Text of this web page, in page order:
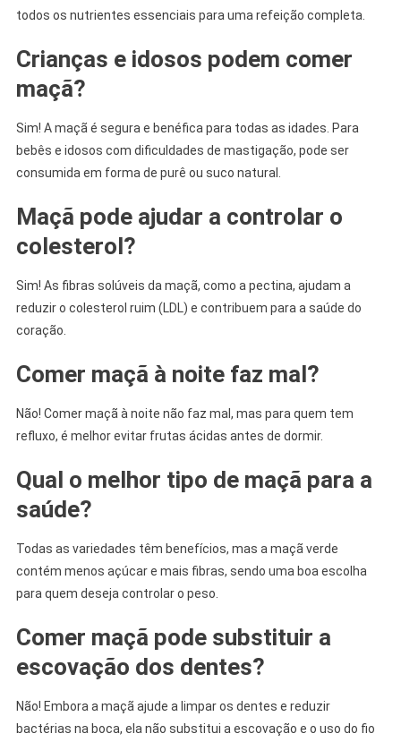
todos os nutrientes essenciais para uma refeição completa.
Crianças e idosos podem comer
maçã?
Sim! A maçã é segura e benéfica para todas as idades. Para
bebês e idosos com dificuldades de mastigação, pode ser
consumida em forma de purê ou suco natural.
Maçã pode ajudar a controlar o
colesterol?
Sim! As fibras solúveis da maçã, como a pectina, ajudam a
reduzir o colesterol ruim (LDL) e contribuem para a saúde do
coração.
Comer maçã à noite faz mal?
Não! Comer maçã à noite não faz mal, mas para quem tem
refluxo, é melhor evitar frutas ácidas antes de dormir.
Qual o melhor tipo de maçã para a
saúde?
Todas as variedades têm benefícios, mas a maçã verde
contém menos açúcar e mais fibras, sendo uma boa escolha
para quem deseja controlar o peso.
Comer maçã pode substituir a
escovação dos dentes?
Não! Embora a maçã ajude a limpar os dentes e reduzir
bactérias na boca, ela não substitui a escovação e o uso do fio